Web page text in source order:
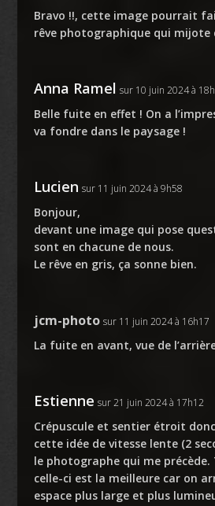
Bravo !!, cette image pourrait
rêve photographique qui mijote
Anna Ramel sur 10 juin 2024 à
Belle fuite en effet ! On a
va fondre dans le paysage !
Lucien sur 11 juin 2024 à 9h58
Bonjour,
devant une image qui pose
sont en chacune de nous.
Le rêve en gris, ça sonne bien.
jcm-photo sur 11 juin 2024 à 16h17
La fuite en avant, vue de
Estienne sur 21 juin 2024 à 17h12
Crépuscule et sentier étroit
cette idée de vitesse lente (2
le photographe qui me
celle-ci est la meilleure car on
espace plus large et plus